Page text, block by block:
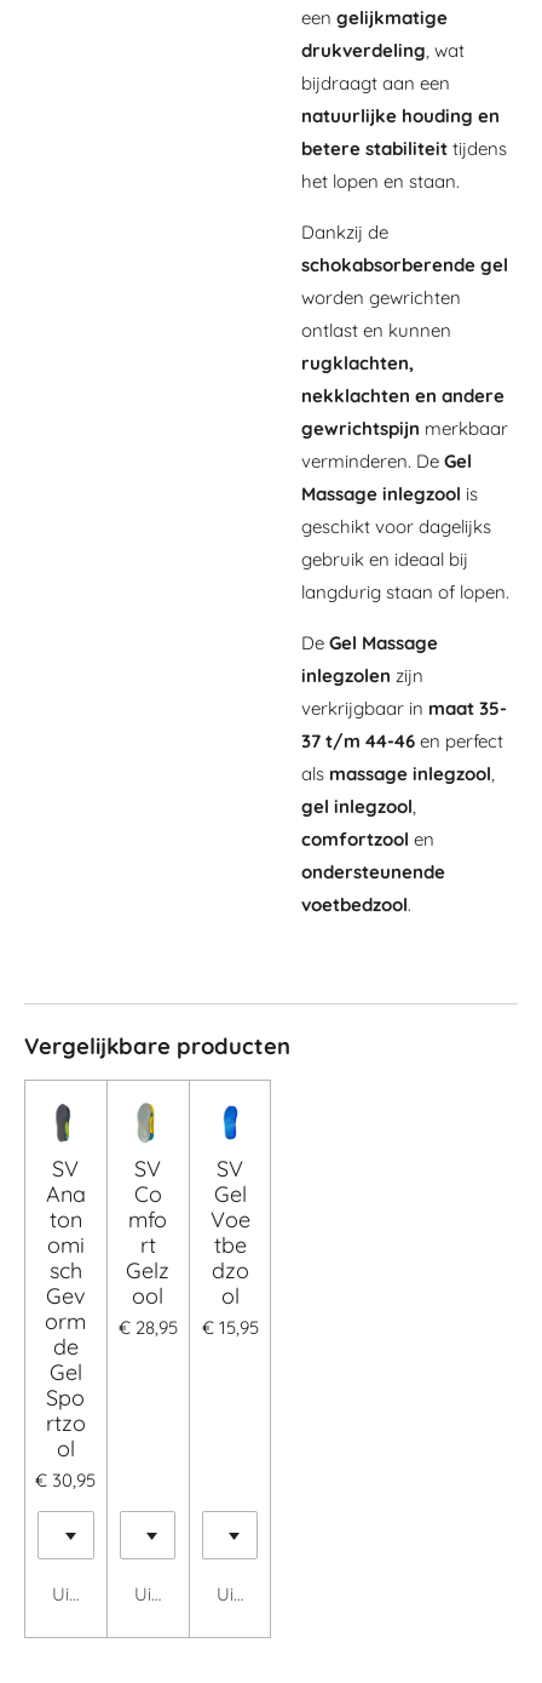
een gelijkmatige
drukverdeling, wat
bijdraagt aan een
natuurlijke houding en
betere stabiliteit tijdens
het lopen en staan.
Dankzij de
schokabsorberende gel
worden gewrichten
ontlast en kunnen
rugklachten,
nekklachten en andere
gewrichtspijn merkbaar
verminderen. De Gel
Massage inlegzool is
geschikt voor dagelijks
gebruik en ideaal bij
langdurig staan of lopen.
De Gel Massage
inlegzolen zijn
verkrijgbaar in maat 35-
37 t/m 44-46 en perfect
als massage inlegzool,
gel inlegzool,
comfortzool en
ondersteunende
voetbedzool.
Vergelijkbare producten
SV
Ana
ton
omi
sch
Gev
orm
de
Gel
Spo
rtzo
ol
€ 30,95
Uitgeschakeld
SV
Co
mfo
rt
Gelz
ool
€ 28,95
Uitgeschakeld
SV
Gel
Voe
tbe
dzo
ol
€ 15,95
Uitgeschakeld